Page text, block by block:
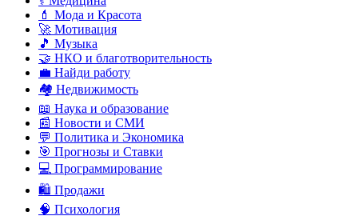
💄 Мода и Красота
🚀 Мотивация
🎵 Музыка
🤝 НКО и благотворительность
💼 Найди работу
🏘️ Недвижимость
📖 Наука и образование
📰 Новости и СМИ
💬 Политика и Экономика
🎯 Прогнозы и Ставки
💻 Программирование
🛍️ Продажи
🧠 Психология